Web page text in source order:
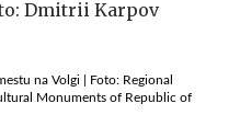
na Volgi | Foto: Regional
Monuments of Republic of